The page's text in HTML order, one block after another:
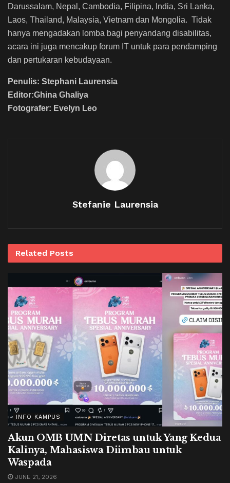
Darussalam, Nepal, Cambodia, Filipina, India, Sri Lanka,
Laos, Thailand, Malaysia, Vietnam dan Mongolia. Tidak
hanya mengadakan lomba bagi penyandang disabilitas,
acara ini juga mencakup forum IT untuk para pendamping
dan pertukaran kebudayaan.
Penulis: Stephani Laurensia
Editor:Ghina Ghaliya
Fotografer: Evelyn Leo
Stefanie Laurensia
Related Posts
INFO KAMPUS
Akun OMB UMN Diretas untuk Yang Kedua
Kalinya, Mahasiswa Diimbau untuk
Waspada
JUNE 21, 2026